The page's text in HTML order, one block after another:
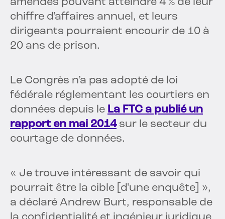
amendes pouvant atteindre 4 % de leur
chiffre d'affaires annuel, et leurs
dirigeants pourraient encourir de 10 à
20 ans de prison.
Le Congrès n’a pas adopté de loi
fédérale réglementant les courtiers en
données depuis le La FTC a publié un
rapport en mai 2014sur le secteur du
courtage de données.
« Je trouve intéressant de savoir qui
pourrait être la cible [d'une enquête] »,
a déclaré Andrew Burt, responsable de